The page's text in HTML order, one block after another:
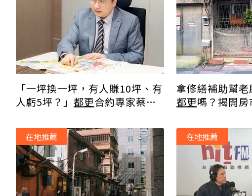
「一坪換一坪，有人賺10坪、有
人虧5坪？」 都更合約專家蔡志
拿修繕補助幫
都更嗎？揭開
在地推薦 在地推薦